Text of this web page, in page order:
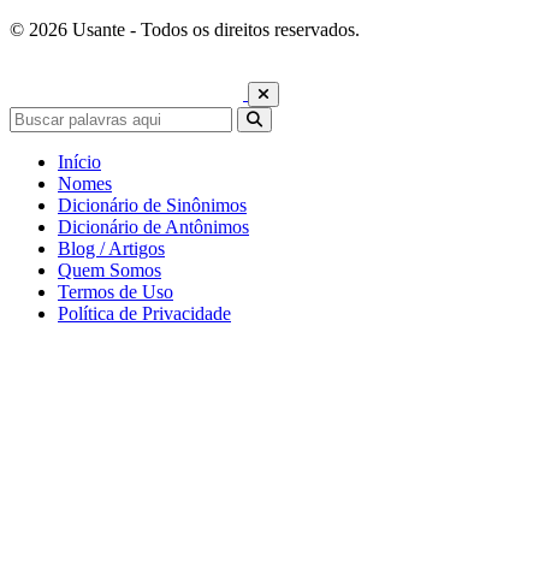
© 2026 Usante - Todos os direitos reservados.
Início
Nomes
Dicionário de Sinônimos
Dicionário de Antônimos
Blog / Artigos
Quem Somos
Termos de Uso
Política de Privacidade